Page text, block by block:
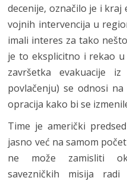
decenije, označilo je i
vojnih intervencija u
imali interes za tako
je to eksplicitno i rekao
završetka evakuacije
povlačenju) se odnosi
opracija kako bi se
Time je američki
jasno već na samom
ne može zamisliti
savezničkih misija